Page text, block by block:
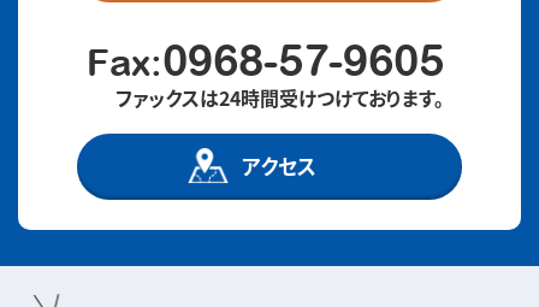
Fax:0968-57-9605
ファックスは24時間受けつけております。
アクセス